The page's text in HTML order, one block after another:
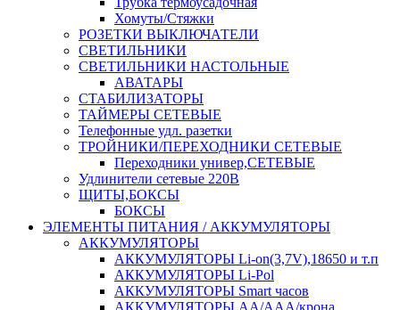
Хомуты/Стяжки
РОЗЕТКИ ВЫКЛЮЧАТЕЛИ
СВЕТИЛЬНИКИ
СВЕТИЛЬНИКИ НАСТОЛЬНЫЕ
АВАТАРЫ
СТАБИЛИЗАТОРЫ
ТАЙМЕРЫ СЕТЕВЫЕ
Телефонные удл. разетки
ТРОЙНИКИ/ПЕРЕХОДНИКИ СЕТЕВЫЕ
Переходники универ,СЕТЕВЫЕ
Удлинители сетевые 220В
ЩИТЫ,БОКСЫ
БОКСЫ
ЭЛЕМЕНТЫ ПИТАНИЯ / АККУМУЛЯТОРЫ
АККУМУЛЯТОРЫ
АККУМУЛЯТОРЫ Li-on(3,7V),18650 и т.п
АККУМУЛЯТОРЫ Li-Pol
АККУМУЛЯТОРЫ Smart часов
АККУМУЛЯТОРЫ АА/ААА/крона